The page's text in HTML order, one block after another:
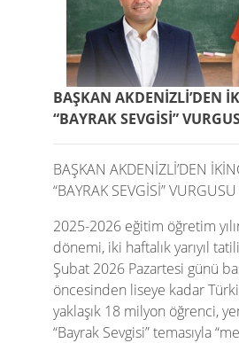
BAŞKAN AKDENİZLİ’DEN
“BAYRAK SEVGİSİ”
BAŞKAN AKDENİZLİ’DEN
“BAYRAK SEVGİSİ” VURGUSU
2025-2026 eğitim öğretim
dönemi, iki haftalık yarıyıl
Şubat 2026 Pazartesi günü
öncesinden liseye kadar
yaklaşık 18 milyon öğrenci,
“Bayrak Sevgisi” temasıyla